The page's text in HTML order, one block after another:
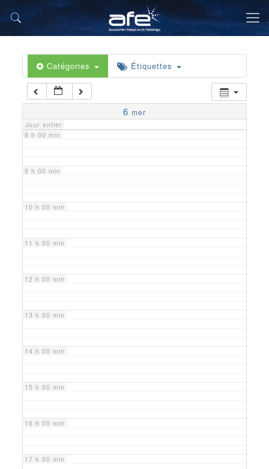
Catégories Étiquettes
6 mer
Jour entier
5 h 00 min
6 h 00 min
7 h 00 min
8 h 00 min
9 h 00 min
10 h 00 min
11 h 00 min
12 h 00 min
13 h 00 min
14 h 00 min
15 h 00 min
16 h 00 min
17 h 00 min